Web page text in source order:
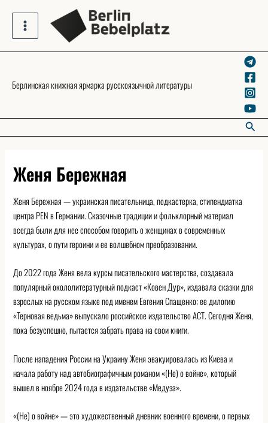
content Main
Берлинская книжная ярмарка русскоязычной литературы
Женя Бережная
Женя Бережная — украинская писательница, подкастерка, стипендиатка
центра PEN в Германии. Сказочные традиции и фольклорный материал
всегда были для нее способом говорить о женщинах в современных
культурах, о пути героини и ее волшебном преобразовании.
До 2022 года Женя вела курсы писательского мастерства, создавала
популярный окололитературный подкаст «Ковен Дур», издавала сказки для
взрослых на русском языке под именем Евгения Спащенко; ее дилогию
«Терновая ведьма» выпускало российское издательство АСТ. Сегодня Женя,
пока безуспешно, пытается забрать права на свои книги.
После нападения России на Украину Женя эвакуировалась из Киева и
начала работу над автобиографичным романом «(Не) о войне», который
вышел в ноябре 2024 года в издательстве «Медуза».
«(Не) о войне» — это художественный дневник военного времени, о первых